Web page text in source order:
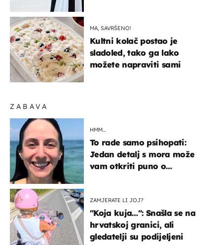
ZABAVA
HMM…
To rade samo psihopati:
Jedan detalj s mora može
vam otkriti puno o
ZAMJERATE LI JOJ?
"Koja kuja…": Snašla se na
hrvatskoj granici, ali
gledatelji su podijeljeni
MA, SAVRŠENO!
Kultni kolač postao je
sladoled, tako ga lako
možete napraviti sami